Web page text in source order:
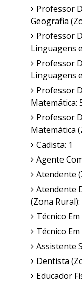
Professor
Geografia
Professor
Linguagens
Professor
Linguagens
Professor
Matemática:
Professor
Matemática
Cadista: 1
Agente
Atendente
Atendente
(Zona Rural):
Técnico
Técnico
Assistente
Dentista
Educador